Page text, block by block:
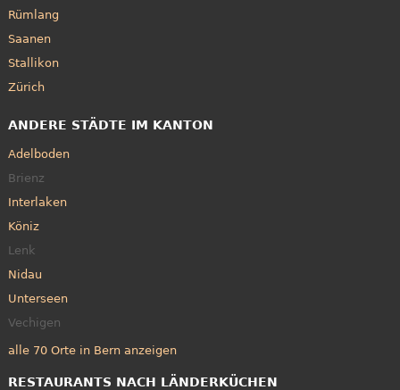
Rümlang
Saanen
Stallikon
Zürich
ANDERE STÄDTE IM KANTON
Adelboden
Brienz
Interlaken
Köniz
Lenk
Nidau
Unterseen
Vechigen
alle 70 Orte in Bern anzeigen
RESTAURANTS NACH LÄNDERKÜCHEN